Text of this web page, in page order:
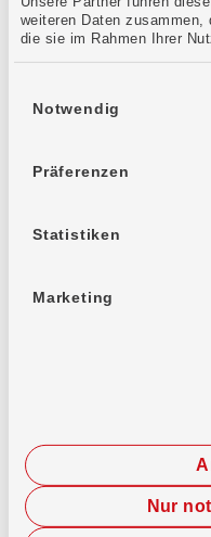
weiteren Daten
die sie im Rahmen Ihrer
Notwendig
Präferenzen
Statistiken
Marketing
Nur
Jetzt chatten